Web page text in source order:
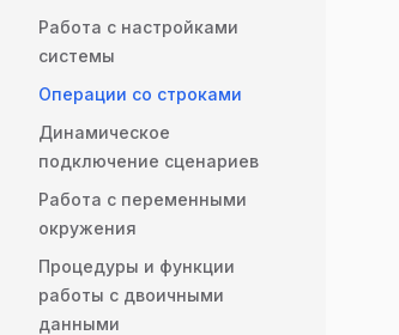
Работа с настройками
системы
Операции со строками
Динамическое
подключение сценариев
Работа с переменными
окружения
Процедуры и функции
работы с двоичными
данными